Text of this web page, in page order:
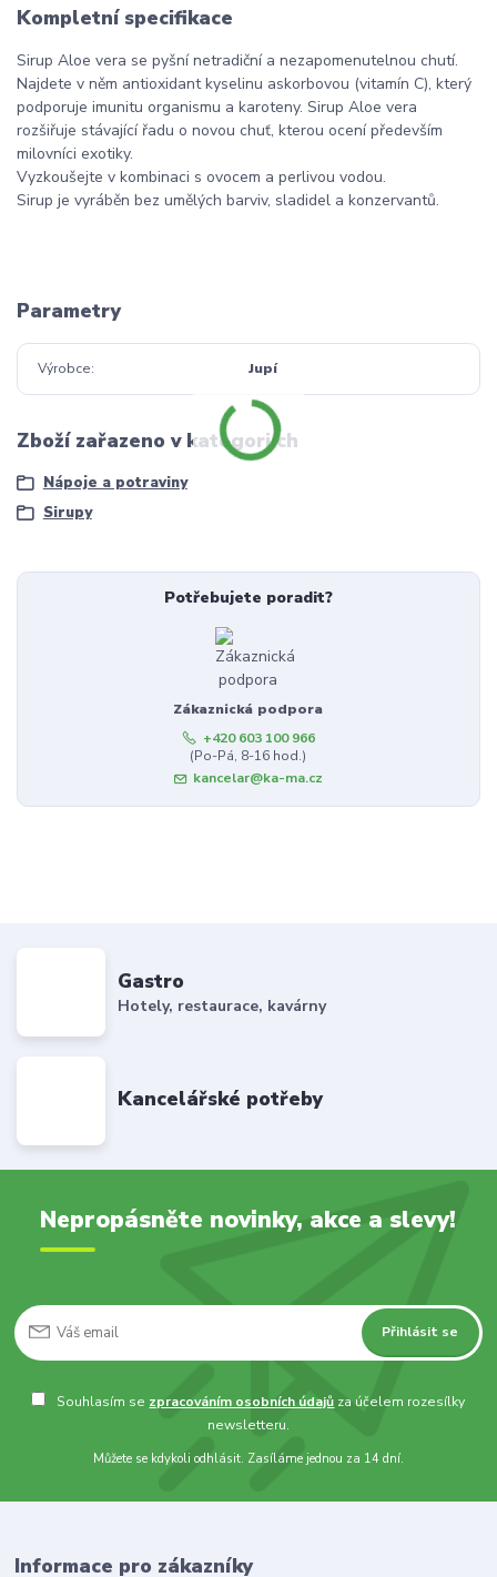
Kompletní specifikace
Sirup Aloe vera se pyšní netradiční a nezapomenutelnou chutí.
Najdete v něm antioxidant kyselinu askorbovou (vitamín C), který
podporuje imunitu organismu a karoteny. Sirup Aloe vera
rozšiřuje stávající řadu o novou chuť, kterou ocení především
milovníci exotiky.
Vyzkoušejte v kombinaci s ovocem a perlivou vodou.
Sirup je vyráběn bez umělých barviv, sladidel a konzervantů.
Parametry
Výrobce Jupí
Zboží zařazeno v kategoriích
Nápoje a potraviny
Sirupy
Potřebujete poradit?
Zákaznická podpora
+420 603 100 966
(Po-Pá, 8-16 hod.)
kancelar@ka-ma.cz
Gastro
Hotely, restaurace, kavárny
Kancelářské potřeby
Nepropásněte novinky, akce a slevy!
Přihlásit se
Souhlasím se zpracováním osobních údajů za účelem rozesílky
newsletteru.
Můžete se kdykoli odhlásit. Zasíláme jednou za 14 dní.
Informace pro zákazníky